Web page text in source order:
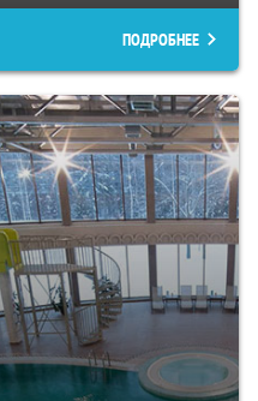
ПОДРОБНЕЕ